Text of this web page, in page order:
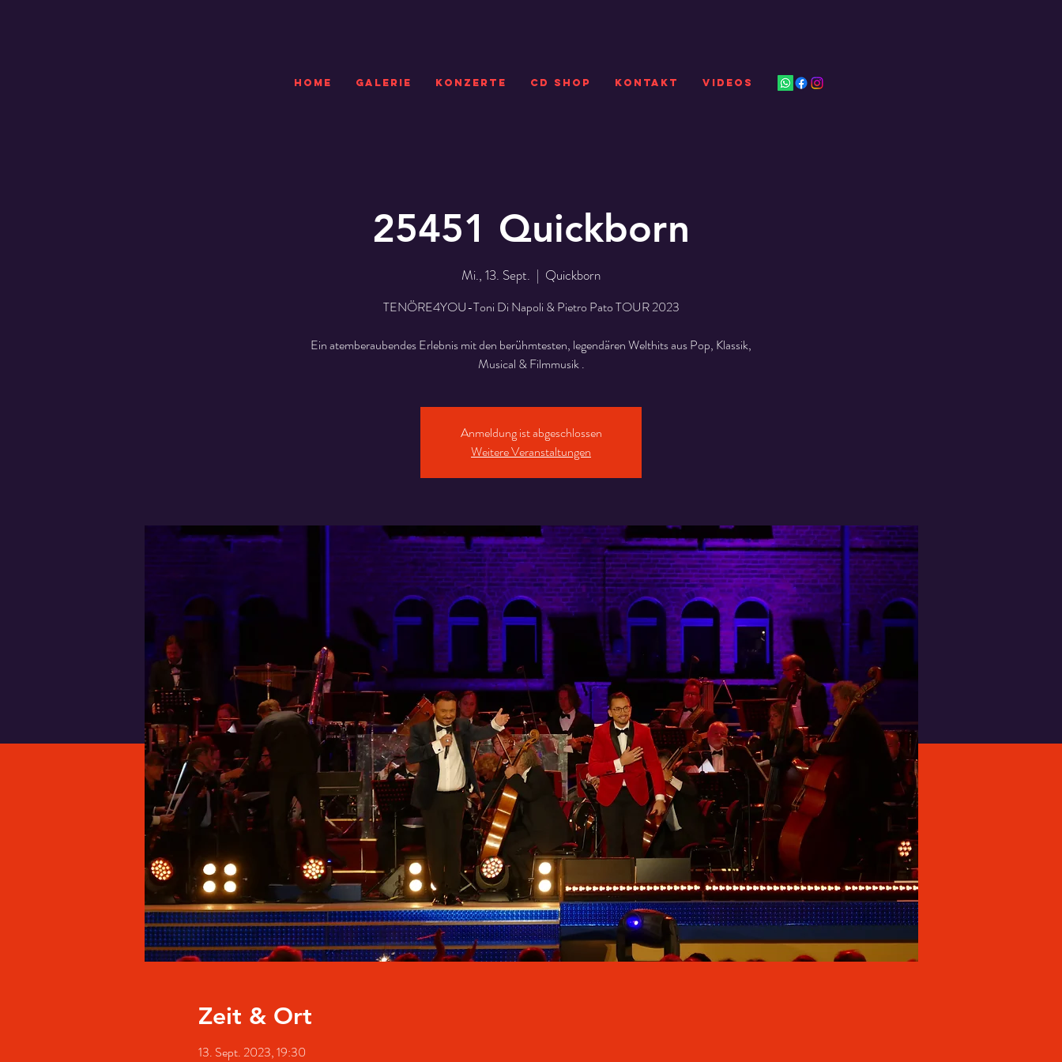
HOME GALERIE KONZERTE CD SHOP Kontakt VIDEOS
25451 Quickborn
Mi., 13. Sept.
  |
Quickborn
TENÖRE4YOU-Toni Di Napoli & Pietro Pato TOUR 2023
Ein atemberaubendes Erlebnis mit den berühmtesten, legendären Welthits aus Pop, Klassik,
Musical & Filmmusik .
Anmeldung ist abgeschlossen
Weitere Veranstaltungen
Zeit & Ort
13. Sept. 2023, 19:30